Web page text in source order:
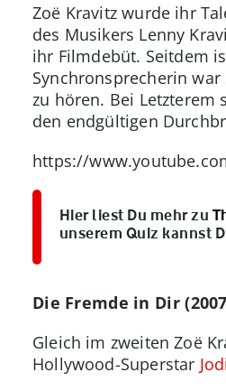
Zoë Kravitz wurde ihr
des Musikers Lenny
ihr Filmdebüt. Seitdem
Synchronsprecherin war
zu hören. Bei Letzterem
den endgültigen
https://
Hier liest Du mehr zu
unserem Quiz kannst
Die Fremde in Dir
Gleich im zweiten Zoë
Hollywood-Superstar